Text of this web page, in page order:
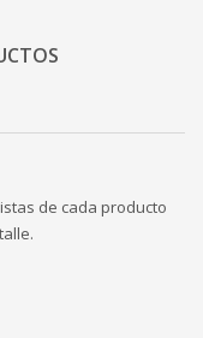
de cada producto